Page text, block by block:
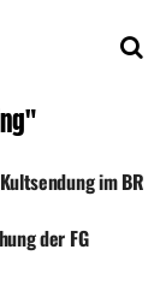
im BR
der FG